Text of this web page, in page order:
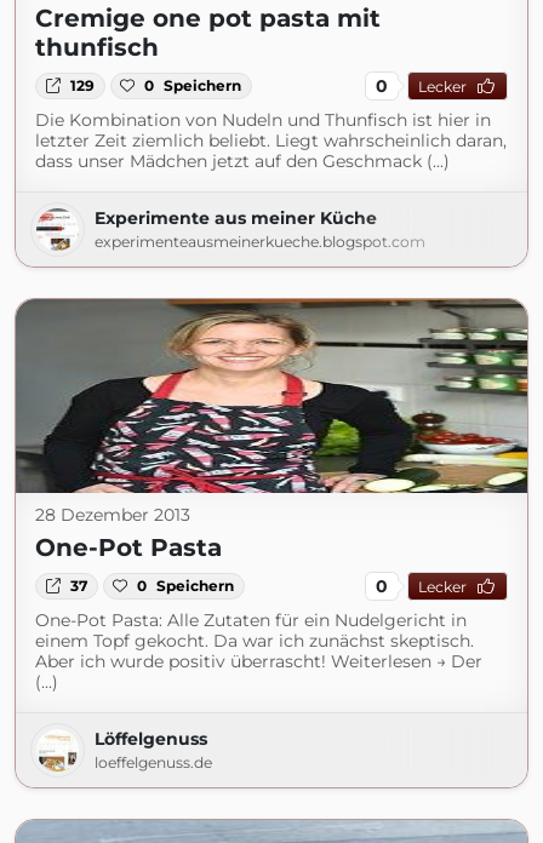
Cremige one pot pasta mit
thunfisch
129 0 Speichern 0 Lecker
Die Kombination von Nudeln und Thunfisch ist hier in
letzter Zeit ziemlich beliebt. Liegt wahrscheinlich daran,
dass unser Mädchen jetzt auf den Geschmack (...)
Experimente aus meiner Küche
experimenteausmeinerkueche.blogspot.com
28 Dezember 2013
One-Pot Pasta
37 0 Speichern 0 Lecker
One-Pot Pasta: Alle Zutaten für ein Nudelgericht in
einem Topf gekocht. Da war ich zunächst skeptisch.
Aber ich wurde positiv überrascht! Weiterlesen → Der
(...)
Löffelgenuss
loeffelgenuss.de